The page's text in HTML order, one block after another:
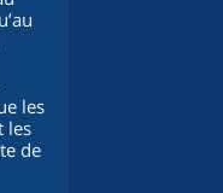
les
les
de